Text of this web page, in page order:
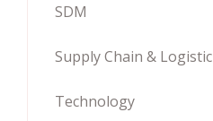
SDM
Supply Chain & Logistic
Technology